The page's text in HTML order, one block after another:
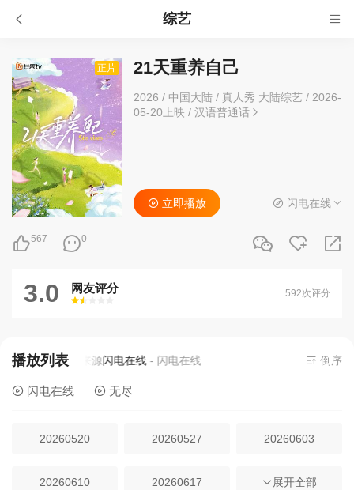
综艺
正片 21天重养自己
2026 / 中国大陆 / 真人秀 大陆综艺/ 2026-
05-20上映 / 汉语普通话
567 0
立即播放 闪电在线
3.0 网友评分
很差
较差还行推荐力荐
592次评分
播放列表
当前资源来源闪电在线- 闪电在线 倒序
闪电在线 无尽
20260520 20260527 20260603
20260610 20260617 20260624
展开全部